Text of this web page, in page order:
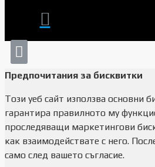
Предпочитания за бисквитки
Този уеб сайт използва основни
гарантира правилното му
проследяващи маркетингови
как взаимодействате с него.
само след вашето съгласие.